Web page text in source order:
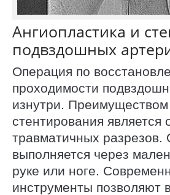
Ангиопластика и
подвздошных
Операция по
проходимости
изнутри. Преимуществом
стентирования является
травматичных разрезов.
выполняется через
руке или ноге.
инструменты позволяют